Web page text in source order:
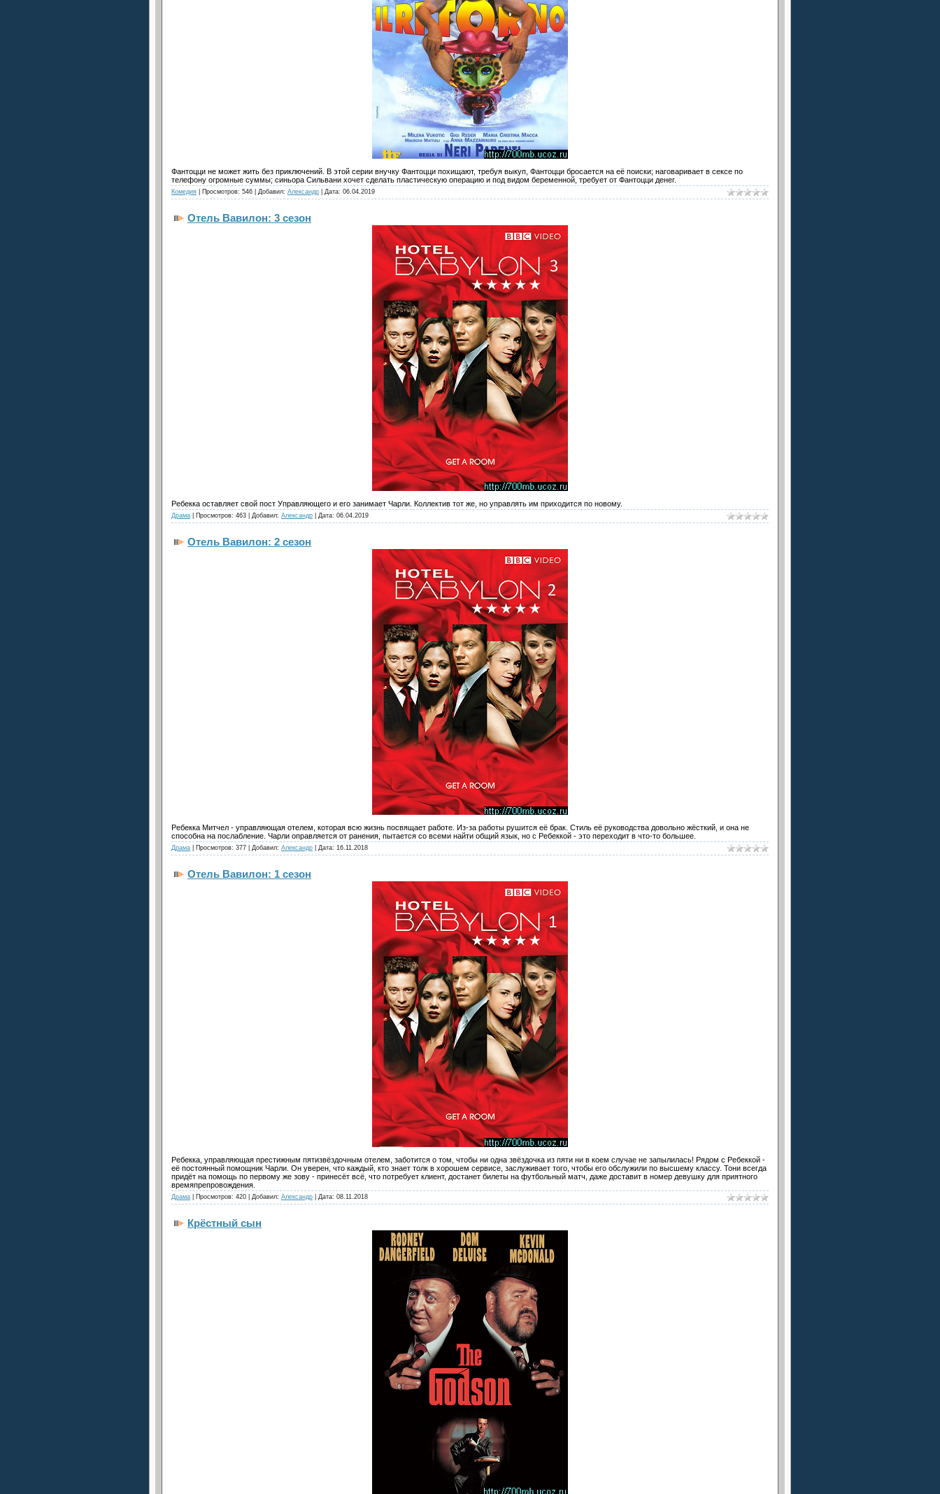
Фантоцци не может жить без приключений. В этой серии внучку Фантоцци похищают, требуя выкуп, Фантоцци бросается на её поиски; наговаривает в сексе по
телефону огромные суммы; синьора Сильвани хочет сделать пластическую операцию и под видом беременной, требует от Фантоцци денег.
Комедия | Просмотров: 546 | Добавил: Александр | Дата: 06.04.2019
Отель Вавилон: 3 сезон
Ребекка оставляет свой пост Управляющего и его занимает Чарли. Коллектив тот же, но управлять им приходится по новому.
Драма | Просмотров: 463 | Добавил: Александр | Дата: 06.04.2019
Отель Вавилон: 2 сезон
Ребекка Митчел - управляющая отелем, которая всю жизнь посвящает работе. Из-за работы рушится её брак. Стиль её руководства довольно жёсткий, и она не
способна на послабление. Чарли оправляется от ранения, пытается со всеми найти общий язык, но с Ребеккой - это переходит в что-то большее.
Драма | Просмотров: 377 | Добавил: Александр | Дата: 16.11.2018
Отель Вавилон: 1 сезон
Ребекка, управляющая престижным пятизвёздочным отелем, заботится о том, чтобы ни одна звёздочка из пяти ни в коем случае не запылилась! Рядом с Ребеккой -
её постоянный помощник Чарли. Он уверен, что каждый, кто знает толк в хорошем сервисе, заслуживает того, чтобы его обслужили по высшему классу. Тони всегда
придёт на помощь по первому же зову - принесёт всё, что потребует клиент, достанет билеты на футбольный матч, даже доставит в номер девушку для приятного
времяпрепровождения.
Драма | Просмотров: 420 | Добавил: Александр | Дата: 08.11.2018
Крёстный сын